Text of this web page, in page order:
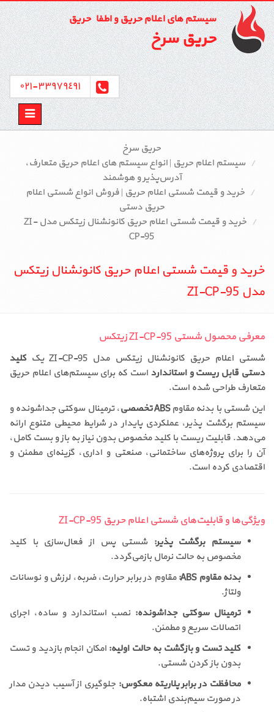
سیستم های اعلام حریق و اطفاء حریق
حریق سرخ
٣٣٩٧٩٤٩١-٠٢١
Toggle
حریق سرخ
سیستم اعلام حریق | انواع سیستم‌ های اعلام حریق متعارف،
آدرس‌پذیر و هوشمند
خرید و قیمت شستی اعلام حریق | فروش انواع شستی اعلام
حریق دستی
خرید و قیمت شستی اعلام حریق کانونشنال زیتکس مدل ZI-
CP-95
خرید و قیمت شستی اعلام حریق کانونشنال زیتکس
مدل ZI-CP-95
معرفی محصول شستی ZI-CP-95 زیتکس
شستی اعلام حریق کانونشنال زیتکس مدل ZI-CP-95 یک
کلید
دستی قابل ریست و استاندارد است که برای سیستم‌های اعلام حریق
متعارف طراحی شده است.
این شستی با بدنه مقاومABS تخصصی
، ترمینال سوکتی جداشونده و
سیستم برگشت پذیر، عملکردی پایدار در شرایط محیطی متنوع ارائه
می‌دهد. قابلیت ریست با کلید مخصوص بدون نیاز به باز و بست کامل،
آن را برای پروژه‌های ساختمانی، صنعتی و اداری، گزینه‌ای مطمئن و
اقتصادی کرده است.
ویژگی‌ها و قابلیت‌های شستی اعلام حریق ZI-CP-95
سیستم برگشت پذیر: شستی پس از فعال‌سازی با کلید
مخصوص به حالت نرمال بازمی‌گردد.
بدنه مقاوم ABS:
مقاوم در برابر حرارت، ضربه، لرزش و نوسانات
ولتاژ.
ترمینال سوکتی جداشونده: نصب استاندارد و ساده، اجرای
اتصالات سریع و مطمئن.
کلید تست و بازگشت به حالت اولیه: امکان انجام بازدید و تست
بدون باز کردن شستی.
محافظت در برابر پلاریته معکوس: جلوگیری از آسیب دیدن مدار
در صورت سیم‌بندی اشتباه.